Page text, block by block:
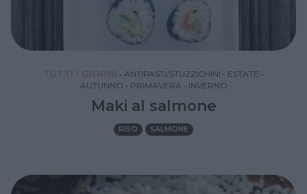
• ANTIPASTI/STUZZICHINI • ESTATE •
AUTUNNO • PRIMAVERA • INVERNO
Maki al salmone
RISO SALMONE